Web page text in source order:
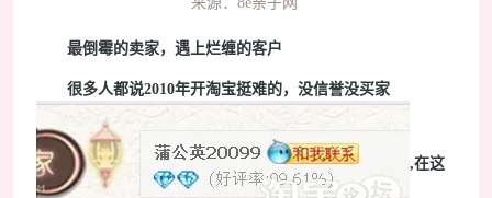
最倒霉的卖家，遇上烂缠的客户
很多人都说2010年开淘宝挺难的，没信誉没买家
,在这